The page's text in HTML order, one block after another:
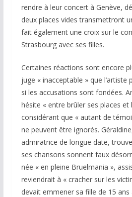
rendre à leur concert à Genève,
deux places vides transmettront
fait également une croix sur le
Strasbourg avec ses filles.
Certaines réactions sont encore
juge « inacceptable » que l’artiste
si les accusations sont fondées.
hésite « entre brûler ses places et
considérant que « autant de
ne peuvent être ignorés.
admiratrice de longue date,
ses chansons sonnent faux
née « en pleine Bruelmania »,
reviendrait à « cracher sur les
devait emmener sa fille de 15